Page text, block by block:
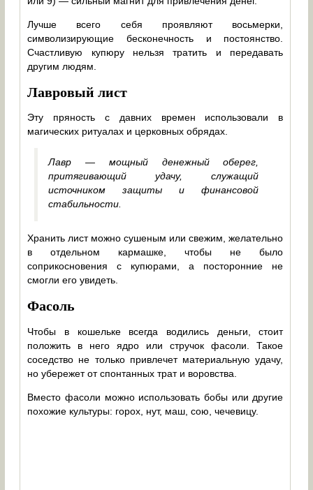
Лучше всего себя проявляют восьмерки,
символизирующие бесконечность и постоянство.
Счастливую купюру нельзя тратить и передавать
другим людям.
Лавровый лист
Эту пряность с давних времен использовали в
магических ритуалах и церковных обрядах.
Лавр ― мощный денежный оберег,
притягивающий удачу, служащий
источником защиты и финансовой
стабильности.
Хранить лист можно сушеным или свежим, желательно
в отдельном кармашке, чтобы не было
соприкосновения с купюрами, а посторонние не
смогли его увидеть.
Фасоль
Чтобы в кошельке всегда водились деньги, стоит
положить в него ядро или стручок фасоли. Такое
соседство не только привлечет материальную удачу,
но убережет от спонтанных трат и воровства.
Вместо фасоли можно использовать бобы или другие
похожие культуры: горох, нут, маш, сою, чечевицу.